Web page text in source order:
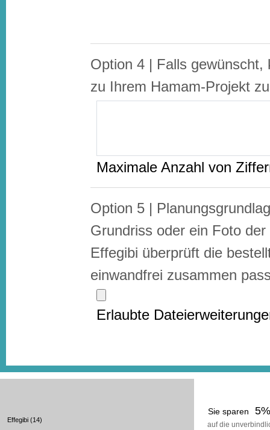
Option 4 | Falls
zu Ihrem Hamam-Projekt
Maximale Anzahl von
Option 5 |
Grundriss oder ein Foto
Effegibi überprüft die
einwandfrei zusammen
Erlaubte
Sie sparen 5%
auf die
Effegibi (14)